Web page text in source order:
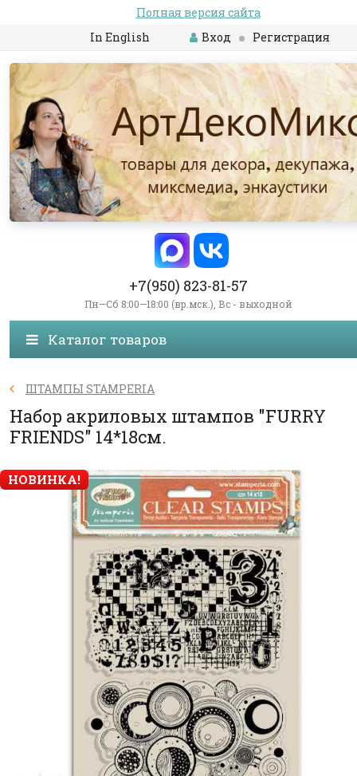
Полная версия сайта
In English
Вход Регистрация
+7(950) 823-81-57
Пн—Сб 8:00—18:00 (вр.мск.), Вс - выходной
Каталог товаров
ШТАМПЫ STAMPERIA
Набор акриловых штампов "FURRY
FRIENDS" 14*18см.
НОВИНКА!